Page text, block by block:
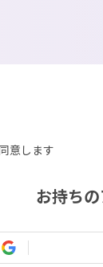
意します
お持ち